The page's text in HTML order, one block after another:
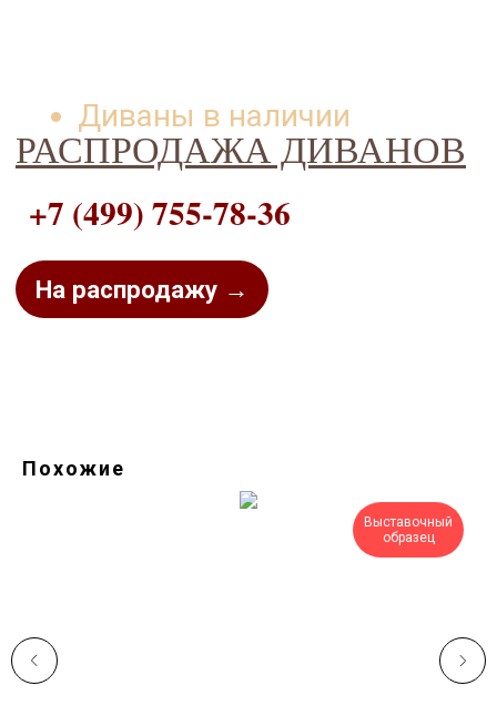
РАСПРОДАЖА ДИВАНОВ
На распродажу →
+7 (499) 755-78-36
Похожие
Выставочный
образец